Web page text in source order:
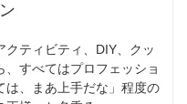
ティビティ、DIY、クッ
すべてはプロフェッショ
は、まあ上手だな」程度の